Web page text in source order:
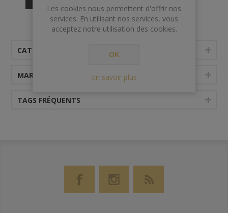
CATÉGORIES
MARQUES
TAGS FRÉQUENTS
Les cookies nous permettent d'offrir nos
services. En utilisant nos services, vous
acceptez notre utilisation des cookies.
OK
En savoir plus